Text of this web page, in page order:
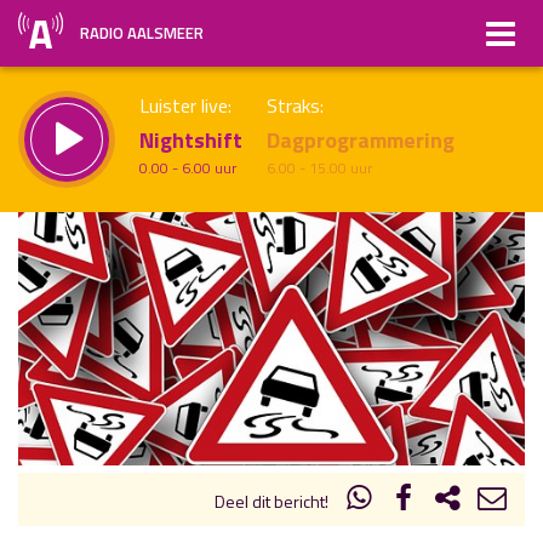
RADIO AALSMEER
Luister live:
Nightshift
0.00 - 6.00 uur
Straks:
Dagprogrammering
6.00 - 15.00 uur
Vorig uur uur 1 van x Volgend uur
Inklappen
Deel dit bericht!